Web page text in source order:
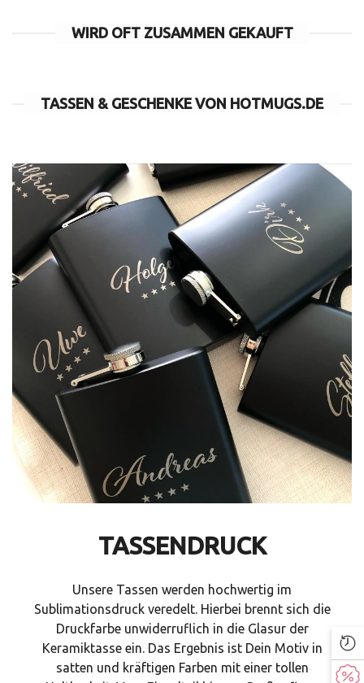
WIRD OFT ZUSAMMEN GEKAUFT
TASSEN & GESCHENKE VON HOTMUGS.DE
TASSENDRUCK
Unsere Tassen werden hochwertig im
Sublimationsdruck veredelt. Hierbei brennt sich die
Druckfarbe unwiderruflich in die Glasur der
Keramiktasse ein. Das Ergebnis ist Dein Motiv in
satten und kräftigen Farben mit einer tollen